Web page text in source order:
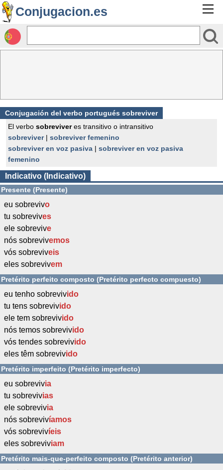
Conjugacion.es
Conjugación del verbo portugués sobreviver
El verbo sobreviveres transitivo o intransitivo
sobreviver| sobreviver femenino
sobreviver en voz pasiva | sobreviver en voz pasiva
femenino
Indicativo (Indicativo)
Presente (Presente)
eu sobrevivo
tu sobrevives
ele sobrevive
nós sobrevivemos
vós sobreviveis
eles sobrevivem
Pretérito perfeito composto (Pretérito perfecto compuesto)
eu tenho sobrevivido
tu tens sobrevivido
ele tem sobrevivido
nós temos sobrevivido
vós tendes sobrevivido
eles têm sobrevivido
Pretérito imperfeito (Pretérito imperfecto)
eu sobrevivia
tu sobrevivias
ele sobrevivia
nós sobrevivíamos
vós sobrevivíeis
eles sobreviviam
Pretérito mais-que-perfeito composto (Pretérito anterior)